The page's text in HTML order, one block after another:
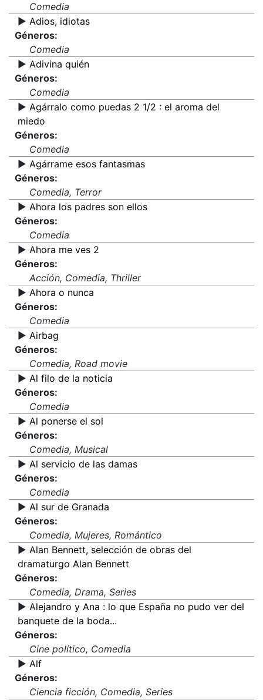
Comedia
▶️ Adios, idiotas
Géneros:
Comedia
▶️ Adivina quién
Géneros:
Comedia
▶️ Agárralo como puedas 2 1/2 : el aroma del
miedo
Géneros:
Comedia
▶️ Agárrame esos fantasmas
Géneros:
Comedia, Terror
▶️ Ahora los padres son ellos
Géneros:
Comedia
▶️ Ahora me ves 2
Géneros:
Acción, Comedia, Thriller
▶️ Ahora o nunca
Géneros:
Comedia
▶️ Airbag
Géneros:
Comedia, Road movie
▶️ Al filo de la noticia
Géneros:
Comedia
▶️ Al ponerse el sol
Géneros:
Comedia, Musical
▶️ Al servicio de las damas
Géneros:
Comedia
▶️ Al sur de Granada
Géneros:
Comedia, Mujeres, Romántico
▶️ Alan Bennett, selección de obras del
dramaturgo Alan Bennett
Géneros:
Comedia, Drama, Series
▶️ Alejandro y Ana : lo que España no pudo ver del
banquete de la boda...
Géneros:
Cine político, Comedia
▶️ Alf
Géneros:
Ciencia ficción, Comedia, Series